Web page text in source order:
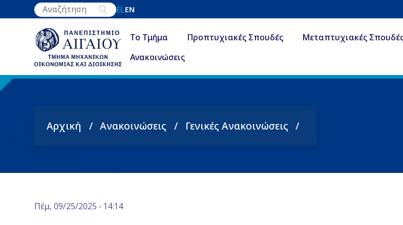
Παράκαμψη
προς
περιεχόμενο
ELEN
Το Τμήμα Προπτυχιακές Σπουδές Μεταπτυχιακές
Ανακοινώσεις
Breadcrumb
Αρχική Ανακοινώσεις Γενικές Ανακοινώσεις
Πέμ, 09/25/2025 - 14:14